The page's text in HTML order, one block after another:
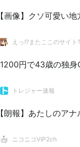
【画像】クソ可愛い
えっ!?またここのサイト?
1200円で43歳の独身
トレジャー速報
【朗報】あたしのア
ニコニコVIP2ch